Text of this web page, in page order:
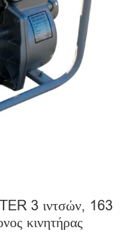
3 ιντσών, 163
κινητήρας